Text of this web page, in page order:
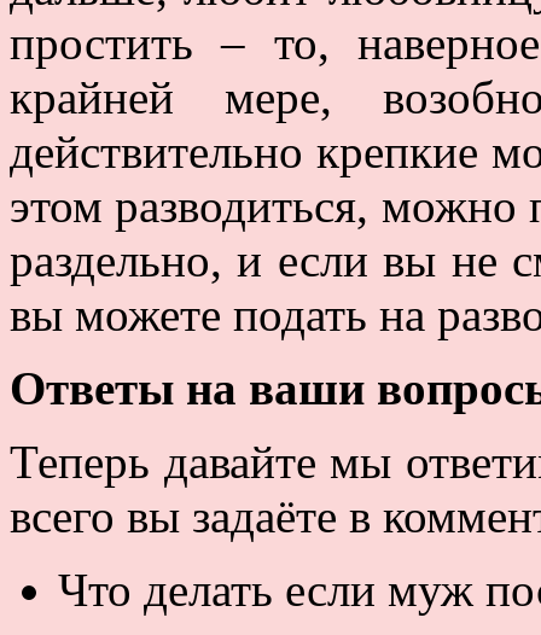
простить – то,
крайней мере,
действительно крепкие
этом разводиться, можно
раздельно, и если вы не
вы можете подать на
Ответы на ваши
Теперь давайте мы
всего вы задаёте в
Что делать если муж